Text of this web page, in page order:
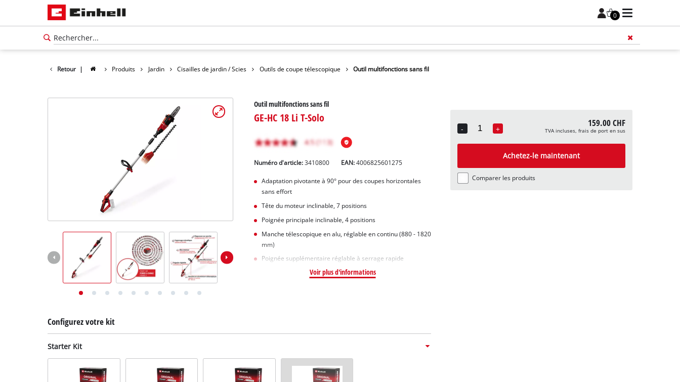
0
Retour | Produits Jardin Cisailles de jardin / Scies Outils de coupe télescopique Outil multifonctions sans fil
Outil multifonctions sans fil
GE-HC 18 Li T-Solo
Numéro d'article:3410800 EAN:4006825601275
Adaptation pivotante à 90° pour des coupes horizontales
sans effort
Tête du moteur inclinable, 7 positions
Poignée principale inclinable, 4 positions
Manche télescopique en alu, réglable en continu (880 - 1820
mm)
Poignée supplémentaire réglable à serrage rapide
Voir plus d'informations
Configurez votre kit
Starter Kit
-
Quantity
+ 159.00 CHF
TVA incluses, frais de port en sus
Achetez-le maintenant
Comparer les produits